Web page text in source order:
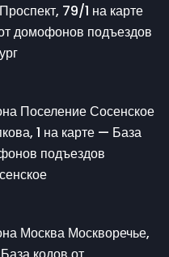
79/1 на карте
домофонов подъездов
Поселение Сосенское
1 на карте — База
подъездов
Москва Москворечье,